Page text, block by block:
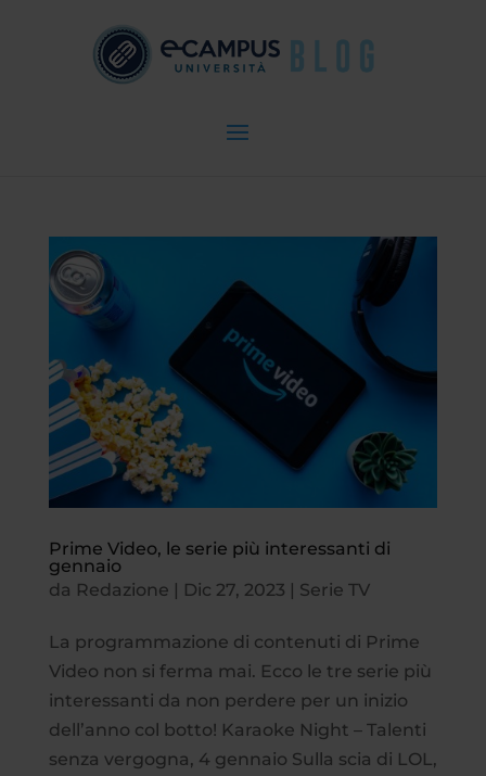
Prime Video, le serie più interessanti di
gennaio
da Redazione | Dic 27, 2023 | Serie TV
La programmazione di contenuti di Prime
Video non si ferma mai. Ecco le tre serie più
interessanti da non perdere per un inizio
dell’anno col botto! Karaoke Night – Talenti
senza vergogna, 4 gennaio Sulla scia di LOL,